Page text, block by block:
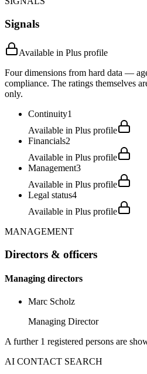
Signals
Available in Plus profile
Four dimensions from hard data —
compliance. The ratings themselves
only.
Continuity1
Available in Plus profile
Financials2
Available in Plus profile
Management3
Available in Plus profile
Legal status4
Available in Plus profile
MANAGEMENT
Directors & officers
Managing directors
Marc Scholz
Managing Director
A further 1 registered persons are
AI CONTACT SEARCH